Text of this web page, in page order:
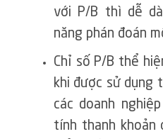
với P/B thì dễ
năng phán đoán
Chỉ số P/B thể
khi được sử dụng
các doanh
tính thanh khoản